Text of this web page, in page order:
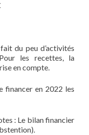
du peu d’activités
les recettes, la
en compte.
financer en 2022 les
: Le bilan financier